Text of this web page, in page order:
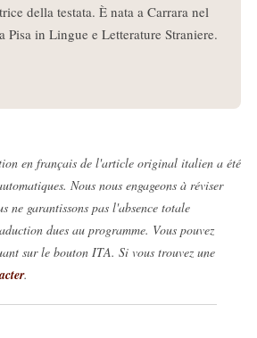
della testata. È nata a Carrara nel
Pisa in Lingue e Letterature Straniere.
en français de l'article original italien a été
Nous nous engageons à réviser
ne garantissons pas l'absence totale
dues au programme. Vous pouvez
sur le bouton ITA. Si vous trouvez une
.